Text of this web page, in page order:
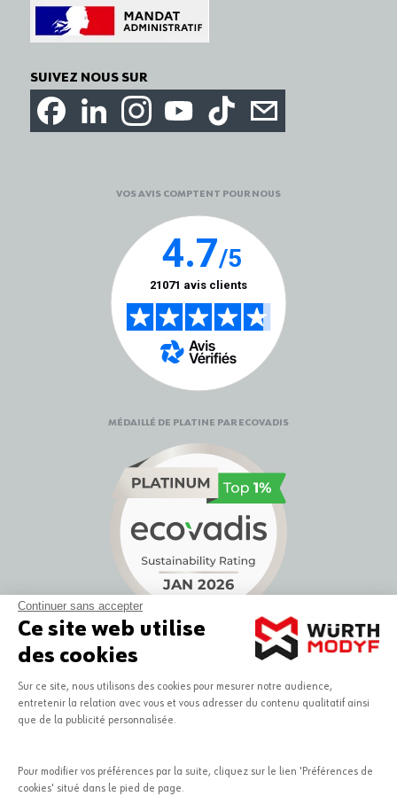
Continuer sans accepter
Ce site web utilise
des cookies
Sur ce site, nous utilisons des cookies pour mesurer notre audience,
entretenir la relation avec vous et vous adresser du contenu qualitatif ainsi
que de la publicité personnalisée.
Pour modifier vos préférences par la suite, cliquez sur le lien 'Préférences de
cookies' situé dans le pied de page.
SUIVEZ NOUS SUR
VOS AVIS COMPTENT POUR NOUS
MÉDAILLÉ DE PLATINE PAR ECOVADIS